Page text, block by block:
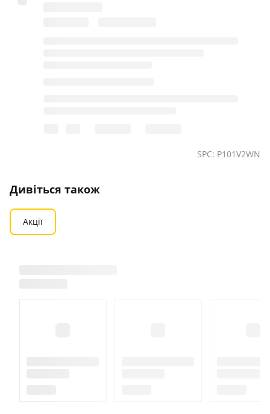
SPC: P101V2WN
Дивіться також
Акції